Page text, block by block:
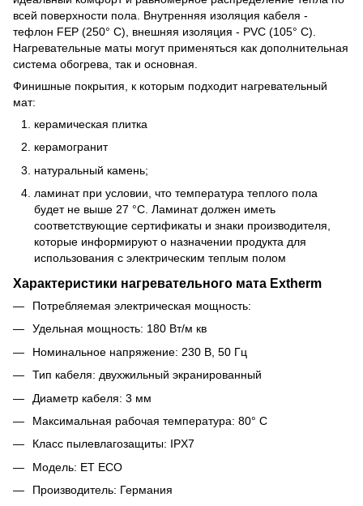
всей поверхности пола. Внутренняя изоляция кабеля -
тефлон FEP (250° C), внешняя изоляция - PVC (105° C).
Нагревательные маты могут применяться как дополнительная
система обогрева, так и основная.
Финишные покрытия, к которым подходит нагревательный
мат:
керамическая плитка
керамогранит
натуральный камень;
ламинат при условии, что температура теплого пола
будет не выше 27 °C. Ламинат должен иметь
соответствующие сертификаты и знаки производителя,
которые информируют о назначении продукта для
использования с электрическим теплым полом
Характеристики нагревательного мата Extherm
Потребляемая электрическая мощность:
Удельная мощность: 180 Вт/м кв
Номинальное напряжение: 230 В, 50 Гц
Тип кабеля: двухжильный экранированный
Диаметр кабеля: 3 мм
Максимальная рабочая температура: 80° С
Класс пылевлагозащиты: IPX7
Модель: ET ECO
Производитель: Германия